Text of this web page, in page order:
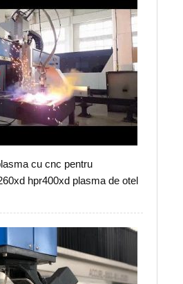
cu cnc pentru
hpr400xd plasma de otel